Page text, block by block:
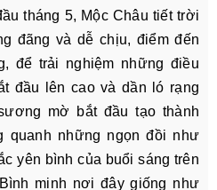
tháng 5, Mộc Châu tiết trời
đãng và dễ chịu, điểm đến
để trải nghiệm những điều
đầu lên cao và dần ló rạng
mờ bắt đầu tạo thành
quanh những ngọn đồi như
yên bình của buổi sáng trên
minh nơi đây giống như